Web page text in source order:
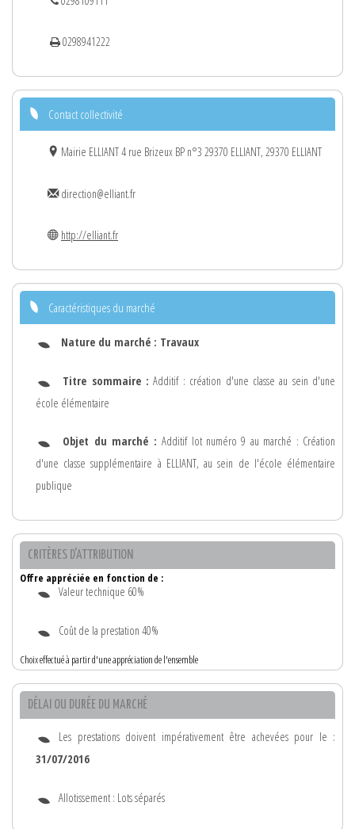
0298941222
Contact collectivité
Mairie ELLIANT 4 rue Brizeux BP n°3 29370 ELLIANT, 29370 ELLIANT
direction@elliant.fr
http://elliant.fr
Caractéristiques du marché
Nature du marché : Travaux
Titre sommaire : Additif : création d'une classe au sein d'une
école élémentaire
Objet du marché :Additif lot numéro 9 au marché : Création
d'une classe supplémentaire à ELLIANT, au sein de l'école élémentaire
publique
CRITÈRES D'ATTRIBUTION
Offre appréciée en fonction de :
Valeur technique 60%
Coût de la prestation 40%
Choix effectué à partir d'une appréciation de l'ensemble
DÉLAI OU DURÉE DU MARCHÉ
Les prestations doivent impérativement être achevées pour le :
31/07/2016
Allotissement : Lots séparés